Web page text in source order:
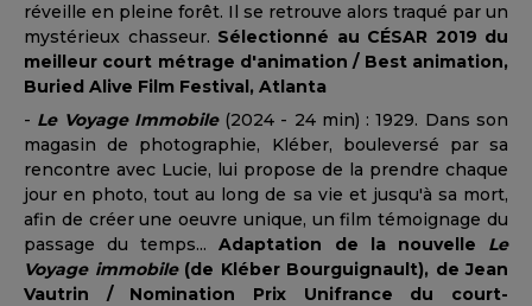
réveille en pleine forêt. Il se retrouve alors traqué par un
mystérieux chasseur. Sélectionné au CÉSAR 2019 du
meilleur court métrage d'animation / Best animation,
Buried Alive Film Festival, Atlanta
- Le Voyage Immobile (2024 - 24 min) : 1929. Dans son
magasin de photographie, Kléber, bouleversé par sa
rencontre avec Lucie, lui propose de la prendre chaque
jour en photo, tout au long de sa vie et jusqu'à sa mort,
afin de créer une oeuvre unique, un film témoignage du
passage du temps...Adaptation de la nouvelle Le
Voyage immobile(de Kléber Bourguignault), de Jean
Vautrin / Nomination Prix Unifrance du court-